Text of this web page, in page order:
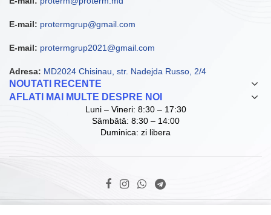
E-mail: protermgrup@gmail.com
E-mail: protermgrup2021@gmail.com
Adresa: MD2024 Chisinau, str. Nadejda Russo, 2/4
NOUTATI RECENTE
AFLATI MAI MULTE DESPRE NOI
Luni – Vineri: 8:30 – 17:30
Sâmbătă: 8:30 – 14:00
Duminica: zi libera